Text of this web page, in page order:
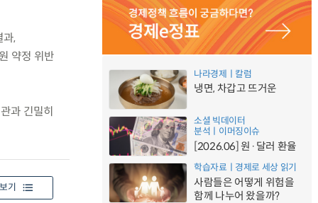
,
약정 위반
과 긴밀히
기
나라경제ㅣ칼럼
냉면, 차갑고 뜨거운
소셜 빅데이터
분석ㅣ이머징이슈
[2026.06] 원·달러 환율
학습자료ㅣ경제로 세상 읽기
사람들은 어떻게 위험을
함께 나누어 왔을까?